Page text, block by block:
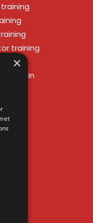
training
LinkedIn
×